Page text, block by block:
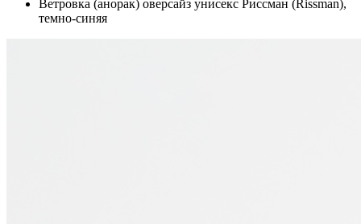
Ветровка (анорак) оверсайз унисекс Риссман (Rissman),
темно-синяя